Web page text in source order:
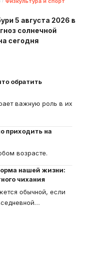
5 августа 2026 в
солнечной
сегодня
обратить
важную роль в их
приходить на
возрасте.
нашей жизни:
чихания
обычной, если
…